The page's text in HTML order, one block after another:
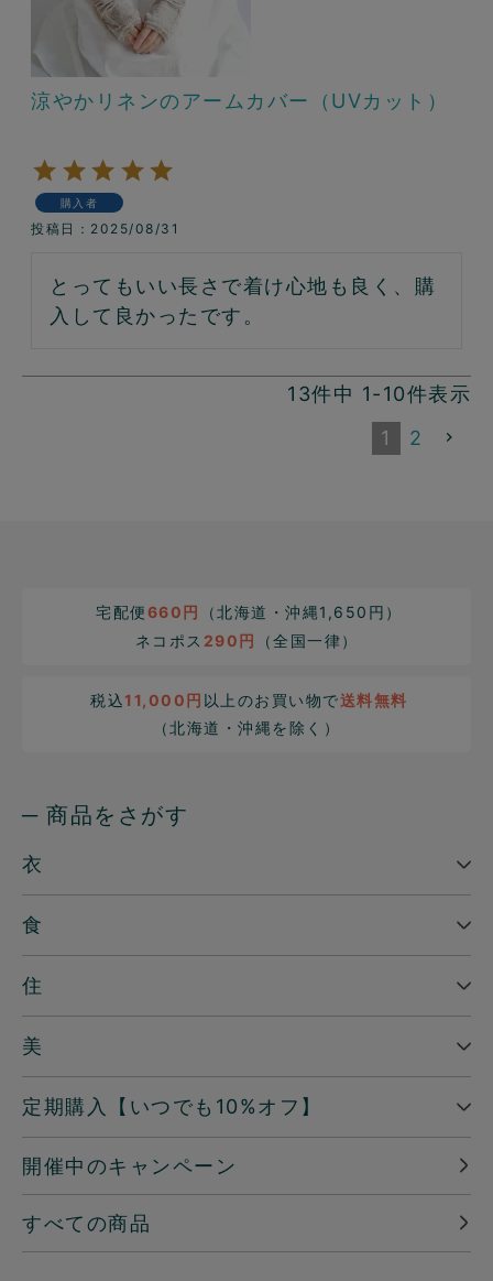
涼やかリネンのアームカバー（UVカット）
購入者
投稿日 2025/08/31
とってもいい長さで着け心地も良く、購
入して良かったです。
13件中 1-10件表示
1
2
宅配便660円
（北海道・沖縄1,650円）
ネコポス 290円 （全国一律）
税込11,000円 以上のお買い物で送料無料
（北海道・沖縄を除く）
─ 商品をさがす
衣
食
住
美
定期購入【いつでも10%オフ】
開催中のキャンペーン
すべての商品